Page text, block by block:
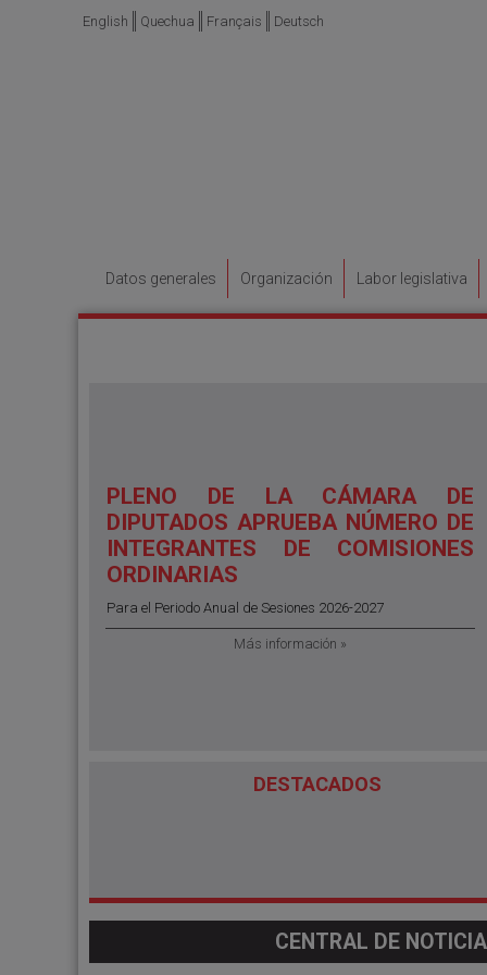
English Quechua Français Deutsch
Datos generales Organización Labor legislativa
PLENO DE LA CÁMARA DE
DIPUTADOS APRUEBA NÚMERO DE
INTEGRANTES DE COMISIONES
ORDINARIAS
Para el Periodo Anual de Sesiones 2026-2027
Más información »
DESTACADOS
CENTRAL DE